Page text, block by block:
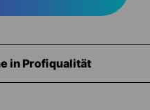
Ausrüstung für